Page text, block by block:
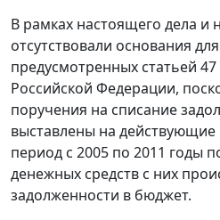
В рамках настоящего дела и
отсутствовали основания
предусмотренных статьей 47
Российской Федерации,
поручения на списание
выставлены на действующие
период с 2005 по 2011 годы
денежных средств с них
задолженности в бюджет.